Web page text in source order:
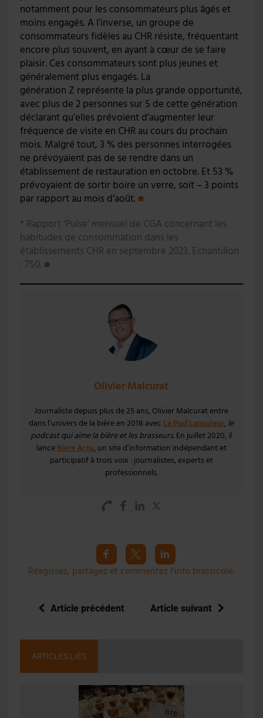
notamment pour les consommateurs plus âgés et
moins engagés. A l’inverse, un groupe de
consommateurs fidèles au CHR résiste, fréquentant
encore plus souvent, en ayant à cœur de se faire
plaisir. Ces consommateurs sont plus jeunes et
généralement plus engagés. La
génération Z représente la plus grande opportunité,
avec plus de 2 personnes sur 5 de cette génération
déclarant qu’elles prévoient d’augmenter leur
fréquence de visite en CHR au cours du prochain
mois. Malgré tout, 3 % des personnes interrogées
ne prévoyaient pas de se rendre dans un
établissement de restauration en octobre. Et 53 %
prévoyaient de sortir boire un verre, soit – 3 points
par rapport au mois d’août. ■
* Rapport ‘Pulse’ mensuel de CGA concernant les
habitudes de consommation dans les
établissements CHR en septembre 2023. Echantillon
: 750. ■
Olivier Malcurat
Journaliste depuis plus de 25 ans, Olivier Malcurat entre
dans l’univers de la bière en 2018 avec Le Pod’capsuleur, le
podcast qui aime la bière et les brasseurs. En juillet 2020, il
lance Bière Actu, un site d’information indépendant et
participatif à trois voix : journalistes, experts et
professionnels.
Réagissez, partagez et commentez l’info brassicole.
Article précédent Article suivant
ARTICLES LIÉS